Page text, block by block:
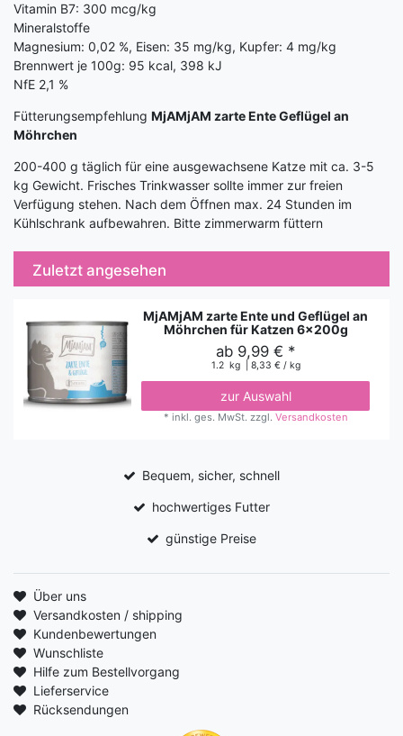
Vitamin B7: 300 mcg/kg
Mineralstoffe
Magnesium: 0,02 %, Eisen: 35 mg/kg, Kupfer: 4 mg/kg
Brennwert je 100g: 95 kcal, 398 kJ
NfE 2,1 %
Fütterungsempfehlung MjAMjAM zarte Ente Geflügel an
Möhrchen
200-400 g täglich für eine ausgewachsene Katze mit ca. 3-5
kg Gewicht. Frisches Trinkwasser sollte immer zur freien
Verfügung stehen. Nach dem Öffnen max. 24 Stunden im
Kühlschrank aufbewahren. Bitte zimmerwarm füttern
Zuletzt angesehen
MjAMjAM zarte Ente und Geflügel an
Möhrchen für Katzen 6x200g
ab 9,99 € *
1.2 kg | 8,33 € / kg
zur Auswahl
* inkl. ges. MwSt. zzgl. Versandkosten
Bequem, sicher, schnell
hochwertiges Futter
günstige Preise
Über uns
Versandkosten / shipping
Kundenbewertungen
Wunschliste
Hilfe zum Bestellvorgang
Lieferservice
Rücksendungen